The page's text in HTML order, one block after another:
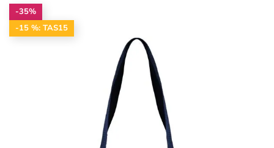
-35%
-15 %: TAS15